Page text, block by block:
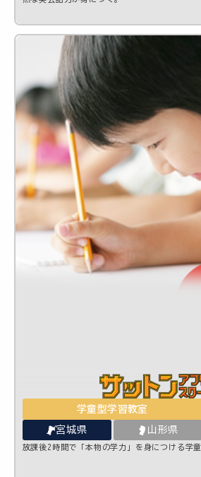
学童型学習教室
宮城県 山形県
放課後2時間で「本物の学力」を身につける学童